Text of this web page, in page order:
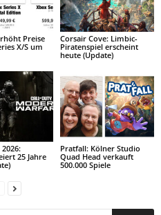
Preise
X/S um
Corsair Cove: Limbic-
Piratenspiel erscheint
heute (Update)
25 Jahre
Pratfall: Kölner Studio
Quad Head verkauft
500.000 Spiele